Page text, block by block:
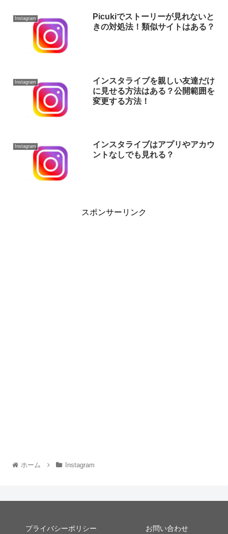
Instagram
Picukiでストーリーが見れないと
きの対処法！類似サイトはある？
Instagram
インスタライブを親しい友達だけ
に見せる方法はある？公開範囲を
変更する方法！
Instagram
インスタライブはアプリやアカウ
ントなしでも見れる？
スポンサーリンク
ホーム Instagram
プライバシーポリシー お問い合わせ